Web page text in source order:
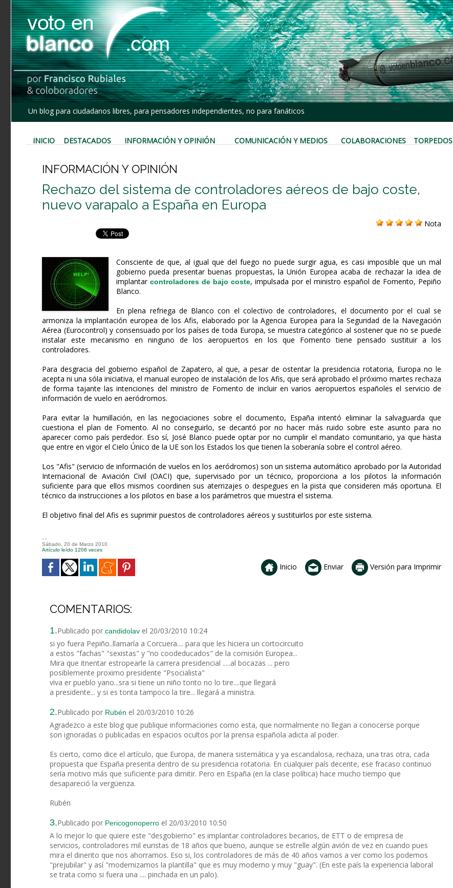
Un blog para ciudadanos libres, para pensadores independientes, no para fanáticos
INICIO DESTACADOS INFORMACIÓN Y OPINIÓN COMUNICACIÓN Y MEDIOS COLABORACIONES TORPEDOS
INFORMACIÓN Y OPINIÓN
Rechazo del sistema de controladores aéreos de bajo coste,
nuevo varapalo a España en Europa
Nota
Consciente de que, al igual que del fuego no puede surgir agua, es casi imposible que un mal
gobierno pueda presentar buenas propuestas, la Unión Europea acaba de rechazar la idea de
implantarcontroladores de bajo coste, impulsada por el ministro español de Fomento, Pepiño
Blanco.
En plena refriega de Blanco con el colectivo de controladores, el documento por el cual se
armoniza la implantación europea de los Afis, elaborado por la Agencia Europea para la Seguridad de la Navegación
Aérea (Eurocontrol) y consensuado por los países de toda Europa, se muestra categórico al sostener que no se puede
instalar este mecanismo en ninguno de los aeropuertos en los que Fomento tiene pensado sustituir a los
controladores.
Para desgracia del gobierno español de Zapatero, al que, a pesar de ostentar la presidencia rotatoria, Europa no le
acepta ni una sóla iniciativa, el manual europeo de instalación de los Afis, que será aprobado el próximo martes rechaza
de forma tajante las intenciones del ministro de Fomento de incluir en varios aeropuertos españoles el servicio de
información de vuelo en aeródromos.
Para evitar la humillación, en las negociaciones sobre el documento, España intentó eliminar la salvaguarda que
cuestiona el plan de Fomento. Al no conseguirlo, se decantó por no hacer más ruido sobre este asunto para no
aparecer como país perdedor. Eso sí, José Blanco puede optar por no cumplir el mandato comunitario, ya que hasta
que entre en vigor el Cielo Único de la UE son los Estados los que tienen la soberanía sobre el control aéreo.
Los "Afis" (servicio de información de vuelos en los aeródromos) son un sistema automático aprobado por la Autoridad
Internacional de Aviación Civil (OACI) que, supervisado por un técnico, proporciona a los pilotos la información
suficiente para que ellos mismos coordinen sus aterrizajes o despegues en la pista que consideren más oportuna. El
técnico da instrucciones a los pilotos en base a los parámetros que muestra el sistema.
El objetivo final del Afis es suprimir puestos de controladores aéreos y sustituirlos por este sistema.
- -
Sábado, 20 de Marzo 2010
Artículo leído 1206 veces
Inicio Enviar Versión para Imprimir
COMENTARIOS:
1.Publicado por candidolav el 20/03/2010 10:24
si yo fuera Pepiño..llamaría a Corcuera.... para que les hiciera un cortocircuito
a estos "fachas" "sexistas" y "no coodeducados" de la comisión Europea...
Mira que itnentar estropearle la carrera presidencial .....al bocazas ... pero
posiblemente proximo presidente "Psocialista"
viva er pueblo yano...sra si tiene un niño tonto no lo tire....que llegará
a presidente... y si es tonta tampoco la tire... llegará a ministra.
2.Publicado por Rubén el 20/03/2010 10:26
Agradezco a este blog que publique informaciones como esta, que normalmente no llegan a conocerse porque
son ignoradas o publicadas en espacios ocultos por la prensa española adicta al poder.
Es cierto, como dice el artículo, que Europa, de manera sistemática y ya escandalosa, rechaza, una tras otra, cada
propuesta que España presenta dentro de su presidencia rotatoria. En cualquier país decente, ese fracaso continuo
sería motivo más que suficiente para dimitir. Pero en España (en la clase política) hace mucho tiempo que
desapareció la vergüenza.
Rubén
3.Publicado por Pericogonoperro el 20/03/2010 10:50
A lo mejor lo que quiere este "desgobierno" es implantar controladores becarios, de ETT o de empresa de
servicios, controladores mil euristas de 18 años que bueno, aunque se estrelle algún avión de vez en cuando pues
mira el dinerito que nos ahorramos. Eso si, los controladores de más de 40 años vamos a ver como los podemos
"prejubilar" y así "modernizamos la plantilla" que es muy moderno y muy "guay". (En este país la experiencia laboral
se trata como si fuera una .... pinchada en un palo).